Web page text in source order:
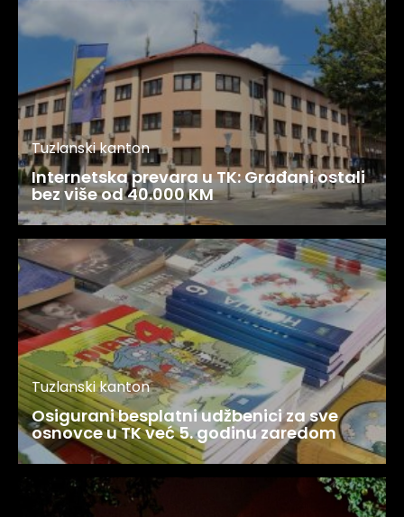
Tuzlanski kanton
Internetska prevara u TK: Građani ostali
bez više od 40.000 KM
Tuzlanski kanton
Osigurani besplatni udžbenici za sve
osnovce u TK već 5. godinu zaredom